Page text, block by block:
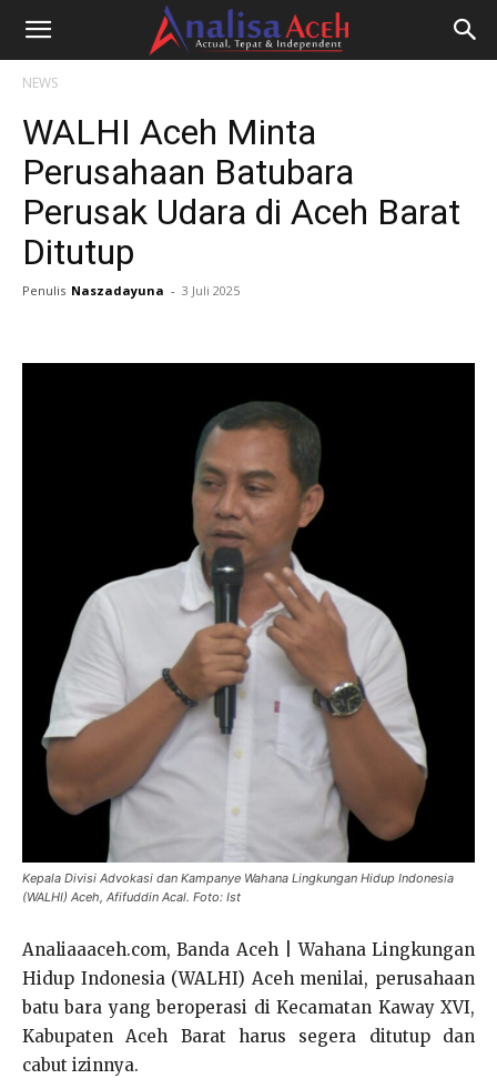
NEWS
WALHI Aceh Minta
Perusahaan Batubara
Perusak Udara di Aceh Barat
Ditutup
Penulis Naszadayuna - 3 Juli 2025
Kepala Divisi Advokasi dan Kampanye Wahana Lingkungan Hidup Indonesia
(WALHI) Aceh, Afifuddin Acal. Foto: Ist
Analiaaaceh.com, Banda Aceh | Wahana Lingkungan
Hidup Indonesia (WALHI) Aceh menilai, perusahaan
batu bara yang beroperasi di Kecamatan Kaway XVI,
Kabupaten Aceh Barat harus segera ditutup dan
cabut izinnya.